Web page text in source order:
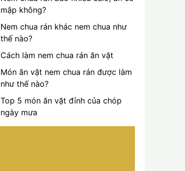
mập không?
Nem chua rán khác nem chua như
thế nào?
Cách làm nem chua rán ăn vặt
Món ăn vặt nem chua rán được làm
như thế nào?
Top 5 món ăn vặt đỉnh của chóp
ngày mưa